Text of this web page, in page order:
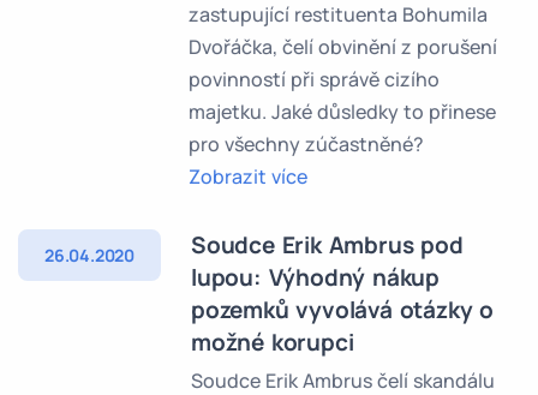
zastupující restituenta Bohumila
Dvořáčka, čelí obvinění z porušení
povinností při správě cizího
majetku. Jaké důsledky to přinese
pro všechny zúčastněné?
Zobrazit více
26.04.2020
Soudce Erik Ambrus pod
lupou: Výhodný nákup
pozemků vyvolává otázky o
možné korupci
Soudce Erik Ambrus čelí skandálu